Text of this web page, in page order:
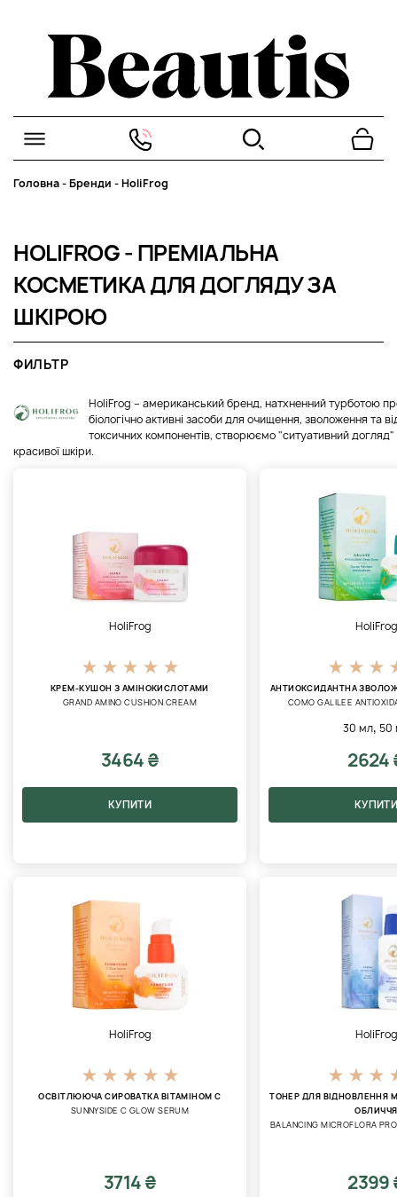
Головна-Бренди -HoliFrog
HOLIFROG - ПРЕМІАЛЬНА
КОСМЕТИКА ДЛЯ ДОГЛЯДУ ЗА
ШКІРОЮ
ФИЛЬТР
HoliFrog – американський бренд, натхненний турботою
біологічно активні засоби для очищення, зволоження та
токсичних компонентів, створюємо "ситуативний догляд"
красивої шкіри.
HoliFrog
КРЕМ-КУШОН З АМІНОКИСЛОТАМИ
GRAND AMINO CUSHION CREAM
3464 ₴
КУПИТИ
HoliFrog
АНТИОКСИДАНТНА
COMO GALILEE
30 мл, 50
2624
HoliFrog
ОСВІТЛЮЮЧА СИРОВАТКА ВІТАМІНОМ С
SUNNYSIDE C GLOW SERUM
3714 ₴
HoliFrog
ТОНЕР ДЛЯ ВІДНОВЛЕННЯ
ОБЛИЧЧЯ
BALANCING MICROFLORA
2399